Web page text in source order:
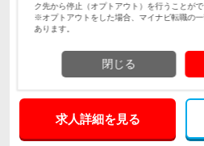
給与
月給290,000円〜420,000円 ※経験
ます ※試用期間：3ヶ月（…
求人詳細を見る
ク先から停止（オプトアウト）を行うことがで
※オプトアウトをした場合、マイナビ転職の
あります。
閉じる